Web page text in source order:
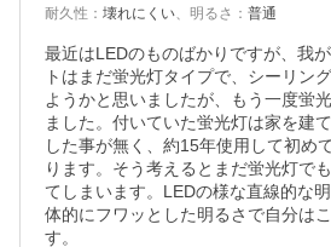
耐久性 ： 壊れにくい、 明るさ ： 普通
最近はLEDのものばかりですが、我
トはまだ蛍光灯タイプで、シーリン
ようかと思いましたが、もう一度蛍
ました。付いていた蛍光灯は家を建
した事が無く、約15年使用して初め
ります。そう考えるとまだ蛍光灯で
てしまいます。LEDの様な直線的な
体的にフワッとした明るさで自分は
す。